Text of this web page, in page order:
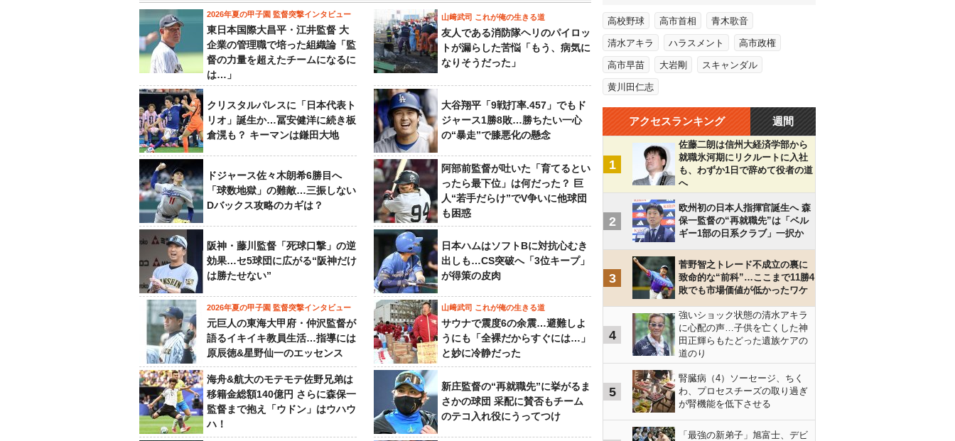
2026年夏の甲子園 監督突撃インタビュー
東日本国際大昌平・江井監督 大
企業の管理職で培った組織論「監
督の力量を超えたチームになるに
は…」
山﨑武司 これが俺の生きる道
友人である消防隊ヘリのパイロッ
トが漏らした苦悩「もう、病気に
なりそうだった」
クリスタルパレスに「日本代表ト
リオ」誕生か…冨安健洋に続き板
倉滉も？ キーマンは鎌田大地
大谷翔平「9戦打率.457」でもド
ジャース1勝8敗…勝ちたい一心
の“暴走”で膝悪化の懸念
ドジャース佐々木朗希6勝目へ
「球数地獄」の難敵…三振しない
Dバックス攻略のカギは？
阿部前監督が吐いた「育てるとい
ったら最下位」は何だった？ 巨
人“若手だらけ”でV争いに他球団
も困惑
阪神・藤川監督「死球口撃」の逆
効果…セ5球団に広がる“阪神だけ
は勝たせない”
日本ハムはソフトBに対抗心むき
出しも…CS突破へ「3位キープ」
が得策の皮肉
2026年夏の甲子園 監督突撃インタビュー
元巨人の東海大甲府・仲沢監督が
語るイキイキ教員生活…指導には
原辰徳&星野仙一のエッセンス
山﨑武司 これが俺の生きる道
サウナで震度6の余震…避難しよ
うにも「全裸だからすぐには…」
と妙に冷静だった
海舟&航大のモテモテ佐野兄弟は
移籍金総額140億円 さらに森保一
監督まで抱え「ウドン」はウハウ
ハ！
新庄監督の“再就職先”に挙がるま
さかの球団 采配に賛否もチーム
のテコ入れ役にうってつけ
高校野球 高市首相 青木歌音
清水アキラ ハラスメント 高市政権
高市早苗 大岩剛 スキャンダル
黄川田仁志
アクセスランキング 週間
1
佐藤二朗は信州大経済学部から
就職氷河期にリクルートに入社
も、わずか1日で辞めて役者の道
へ
2
欧州初の日本人指揮官誕生へ 森
保一監督の“再就職先”は「ベル
ギー1部の日系クラブ」一択か
3
菅野智之トレード不成立の裏に
致命的な“前科”…ここまで11勝4
敗でも市場価値が低かったワケ
4
強いショック状態の清水アキラ
に心配の声…子供を亡くした神
田正輝らもたどった遺族ケアの
道のり
5
腎臓病（4）ソーセージ、ちく
わ、プロセスチーズの取り過ぎ
が腎機能を低下させる
「最強の新弟子」旭富士、デビ